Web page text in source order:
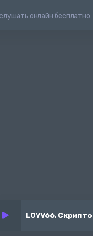
онлайн бесплатно
LOVV66,